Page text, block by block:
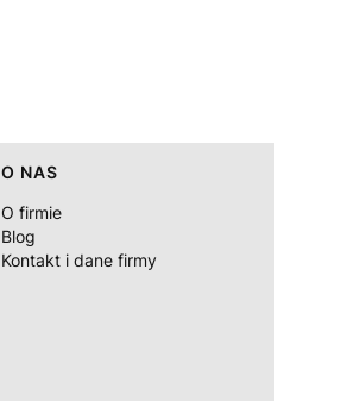
O NAS
O firmie
Blog
Kontakt i dane firmy